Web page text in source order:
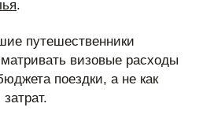
.
путешественники
визовые расходы
поездки, а не как